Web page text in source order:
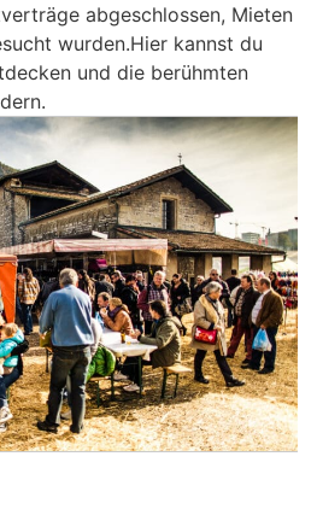
abgeschlossen, Mieten
wurden.Hier kannst du
und die berühmten